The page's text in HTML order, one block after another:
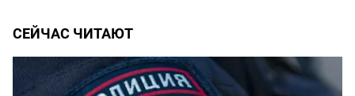
СЕЙЧАС ЧИТАЮТ